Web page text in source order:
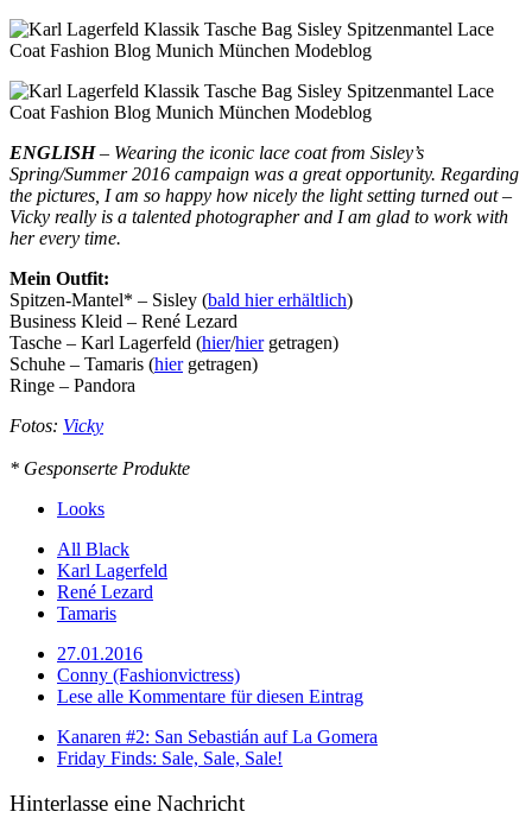
ENGLISH– Wearing the iconic lace coat from Sisley’s
Spring/Summer 2016 campaign was a great opportunity. Regarding
the pictures, I am so happy how nicely the light setting turned out –
Vicky really is a talented photographer and I am glad to work with
her every time.
Mein Outfit:
Spitzen-Mantel* – Sisley (bald hier erhältlich)
Business Kleid – René Lezard
Tasche – Karl Lagerfeld (hier/hiergetragen)
Schuhe – Tamaris (hiergetragen)
Ringe – Pandora
Fotos: Vicky
* Gesponserte Produkte
Looks
All Black
Karl Lagerfeld
René Lezard
Tamaris
27.01.2016
Conny (Fashionvictress)
Lese alle Kommentare für diesen Eintrag
Kanaren #2: San Sebastián auf La Gomera
Friday Finds: Sale, Sale, Sale!
Hinterlasse eine Nachricht